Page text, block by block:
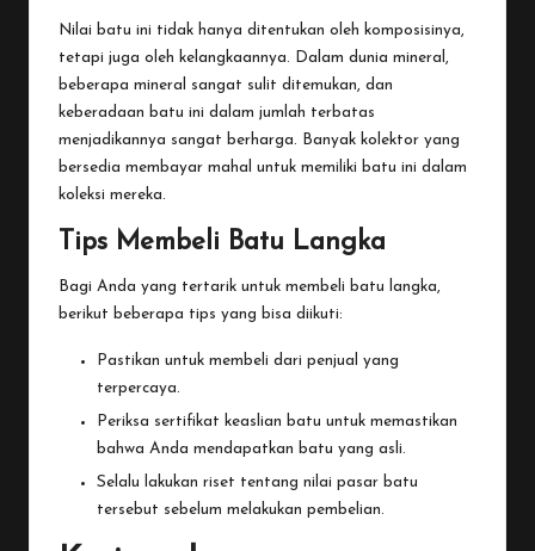
Nilai batu ini tidak hanya ditentukan oleh komposisinya,
tetapi juga oleh kelangkaannya. Dalam dunia mineral,
beberapa mineral sangat sulit ditemukan, dan
keberadaan batu ini dalam jumlah terbatas
menjadikannya sangat berharga. Banyak kolektor yang
bersedia membayar mahal untuk memiliki batu ini dalam
koleksi mereka.
Tips Membeli Batu Langka
Bagi Anda yang tertarik untuk membeli batu langka,
berikut beberapa tips yang bisa diikuti:
Pastikan untuk membeli dari penjual yang
terpercaya.
Periksa sertifikat keaslian batu untuk memastikan
bahwa Anda mendapatkan batu yang asli.
Selalu lakukan riset tentang nilai pasar batu
tersebut sebelum melakukan pembelian.